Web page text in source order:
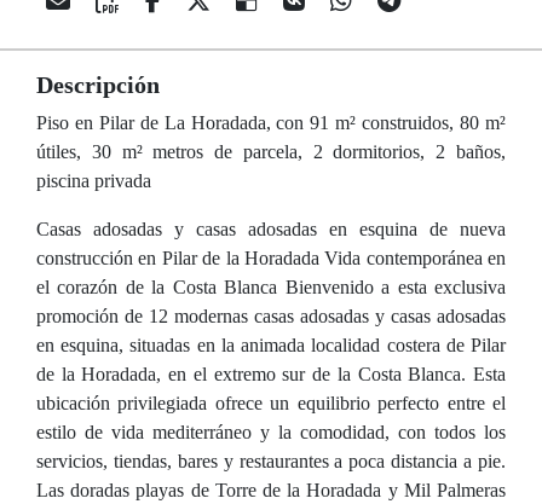
Descripción
Piso en Pilar de La Horadada, con 91 m² construidos, 80 m²
útiles, 30 m² metros de parcela, 2 dormitorios, 2 baños,
piscina privada
Casas adosadas y casas adosadas en esquina de nueva
construcción en Pilar de la Horadada Vida contemporánea en
el corazón de la Costa Blanca Bienvenido a esta exclusiva
promoción de 12 modernas casas adosadas y casas adosadas
en esquina, situadas en la animada localidad costera de Pilar
de la Horadada, en el extremo sur de la Costa Blanca. Esta
ubicación privilegiada ofrece un equilibrio perfecto entre el
estilo de vida mediterráneo y la comodidad, con todos los
servicios, tiendas, bares y restaurantes a poca distancia a pie.
Las doradas playas de Torre de la Horadada y Mil Palmeras